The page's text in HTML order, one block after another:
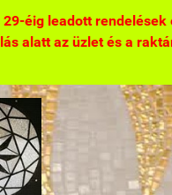
éig leadott
alatt az üzlet és a